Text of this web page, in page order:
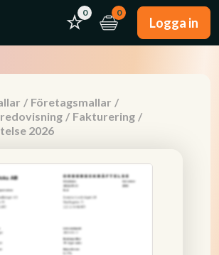
0 0
Logga in
/ Företagsmallar /
/ Fakturering /
2026